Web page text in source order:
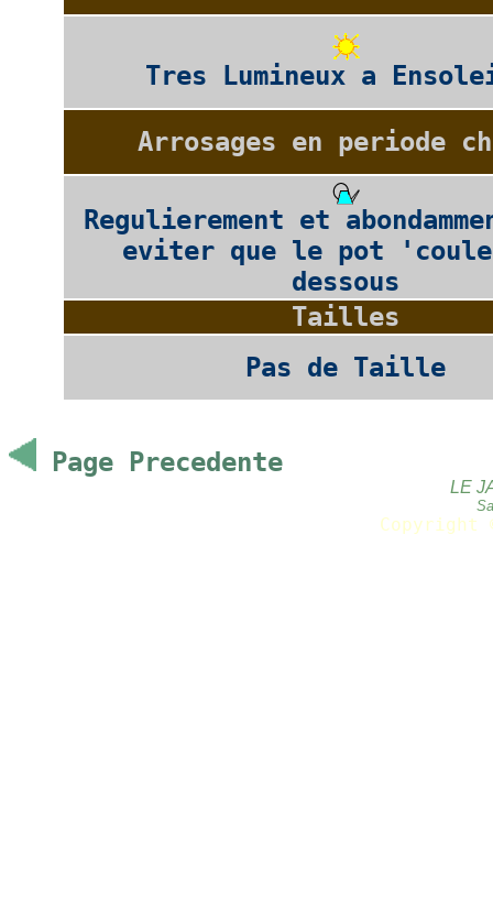
Tres Lumineux a
Arrosages en periode
Regulierement et
eviter que le pot
dessous
Tailles
Pas de Taille
Page Precedente
LE
Copyright